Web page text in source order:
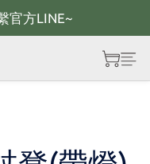
官方LINE~
官方LINE~
歡迎聯繫官方line